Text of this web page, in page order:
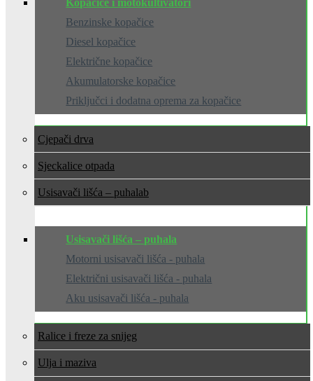
Kopačice i motokultivatori
Benzinske kopačice
Diesel kopačice
Električne kopačice
Akumulatorske kopačice
Priključci i dodatna oprema za kopačice
Cjepači drva
Sjeckalice otpada
Usisavači lišća – puhala
Usisavači lišća – puhala
Motorni usisavači lišća - puhala
Električni usisavači lišća - puhala
Aku usisavači lišća - puhala
Ralice i freze za snijeg
Ulja i maziva